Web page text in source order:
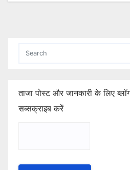
ताजा पोस्ट और जानकारी के लिए
सब्सक्राइब करें